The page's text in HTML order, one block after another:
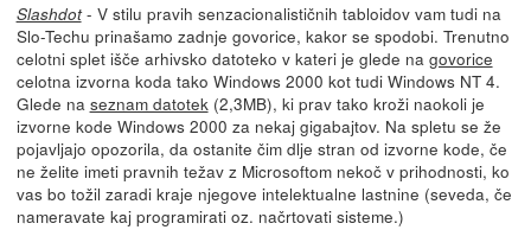
Slashdot- V stilu pravih senzacionalističnih tabloidov vam tudi na
Slo-Techu prinašamo zadnje govorice, kakor se spodobi. Trenutno
celotni splet išče arhivsko datoteko v kateri je glede na govorice
celotna izvorna koda tako Windows 2000 kot tudi Windows NT 4.
Glede na seznam datotek(2,3MB), ki prav tako kroži naokoli je
izvorne kode Windows 2000 za nekaj gigabajtov. Na spletu se že
pojavljajo opozorila, da ostanite čim dlje stran od izvorne kode, če
ne želite imeti pravnih težav z Microsoftom nekoč v prihodnosti, ko
vas bo tožil zaradi kraje njegove intelektualne lastnine (seveda, če
nameravate kaj programirati oz. načrtovati sisteme.)